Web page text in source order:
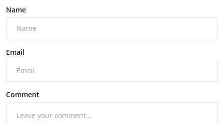
Name
Email
Comment